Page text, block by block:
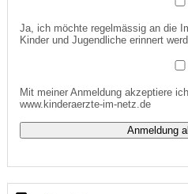
Ja, ich möchte regelmässig an die
Kinder und Jugendliche erinnert
Mit meiner Anmeldung akzeptiere
www.kinderaerzte-im-netz.de